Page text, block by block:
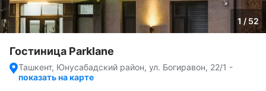
1 / 52
Гостиница Parklane
Ташкент, Юнусабадский район, ул. Богиравон, 22/1 -
показать на карте